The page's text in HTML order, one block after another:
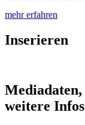
mehr erfahren
Inserieren
Mediadaten,
weitere Infos